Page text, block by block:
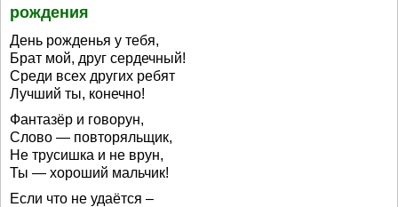
рождения
День рожденья у тебя,
Брат мой, друг сердечный!
Среди всех других ребят
Лучший ты, конечно!
Фантазёр и говорун,
Слово — повторяльщик,
Не трусишка и не врун,
Ты — хороший мальчик!
Если что не удаётся –